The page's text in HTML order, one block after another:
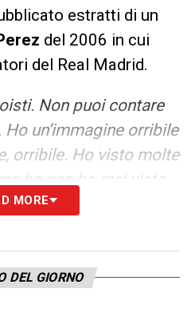
estratti di un
del 2006 in cui
del Real Madrid.
Non puoi contare
un’immagine orribile
orribile. Ho visto molte
ho non ho mai visto
amico. Beckham è
anche Ronaldo
25. E poi c’è Raul,
MORE
DEL GIORNO